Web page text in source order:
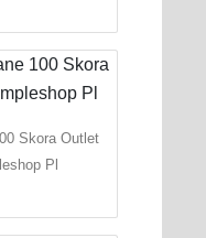
Skora Outlet
Pl